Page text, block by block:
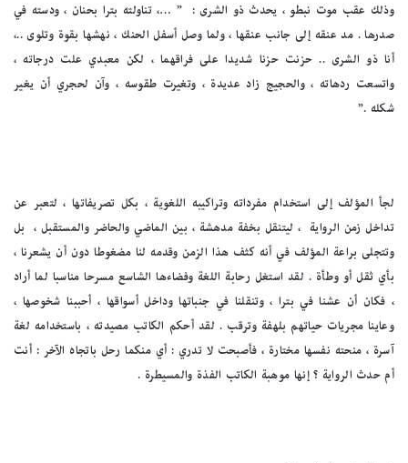
وذلك عقب موت نبطو ، يحدث ذو الشرى : ” …، تناولته بترا بحنان ، ودسته في
صدرها . مد عنقه إلى جانب عنقها ، ولما وصل أسفل الحنك ، نهشها بقوة وتلوى ..،
أنا ذو الشرى .. حزنت حزنا شديدا على فراقهما ، لكن معبدي علت درجاته ،
واتسعت ردهاته ، والحجيج زاد عديدة ، وتغيرت طقوسه ، وآن لحجري أن يغير
شكله .”
لجأ المؤلف إلى استخدام مفرداته وتراكيبه اللغوية ، بكل تصريفاتها ، لتعبر عن
تداخل زمن الرواية ، ليتنقل بخفة مدهشة ، بين الماضي والحاضر والمستقبل ، بل
وتتجلى براعة المؤلف في أنه كثف هذا الزمن وقدمه لنا مضغوطا دون أن يشعرنا ،
بأي ثقل أو وطأة . لقد استغل رحابة اللغة وفضاءها الشاسع مسرحا مناسبا لما أراد
، فكان أن عشنا في بترا ، وتنقلنا في جنباتها وداخل أسواقها ، أحببنا شخوصها ،
وعاينا مجريات حياتهم بلهفة وترقب . لقد أحكم الكاتب مصيدته ، باستخدامه لغة
آسرة ، منحته نفسها مختارة ، فأصبحت لا تدري : أي منكما رحل باتجاه الآخر : أنت
أم حدث الرواية ؟ إنها موهبة الكاتب الفذة والمسيطرة .